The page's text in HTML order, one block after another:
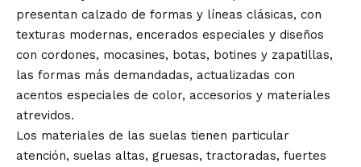
presentan calzado de formas y líneas clásicas, con
texturas modernas, encerados especiales y diseños
con cordones, mocasines, botas, botines y zapatillas,
las formas más demandadas, actualizadas con
acentos especiales de color, accesorios y materiales
atrevidos.
Los materiales de las suelas tienen particular
atención, suelas altas, gruesas, tractoradas, fuertes